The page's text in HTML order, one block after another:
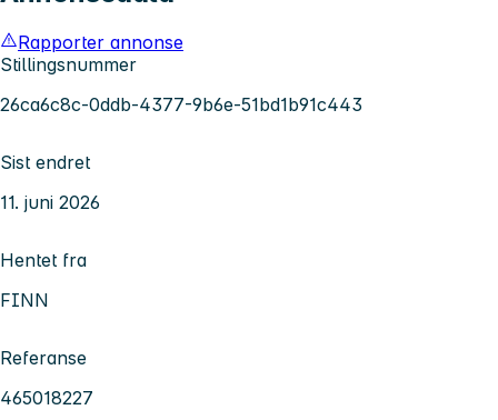
Rapporter annonse
Stillingsnummer
26ca6c8c-0ddb-4377-9b6e-51bd1b91c443
Sist endret
11. juni 2026
Hentet fra
FINN
Referanse
465018227